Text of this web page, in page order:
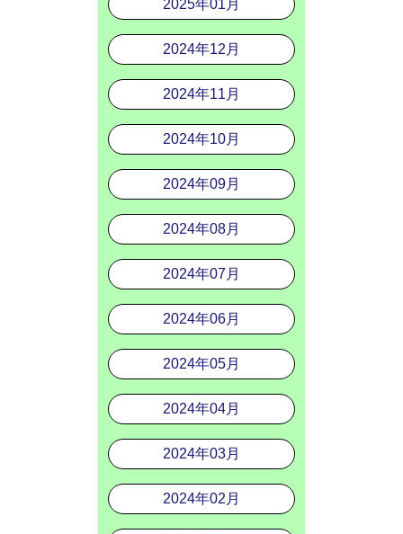
2025年01月
2024年12月
2024年11月
2024年10月
2024年09月
2024年08月
2024年07月
2024年06月
2024年05月
2024年04月
2024年03月
2024年02月